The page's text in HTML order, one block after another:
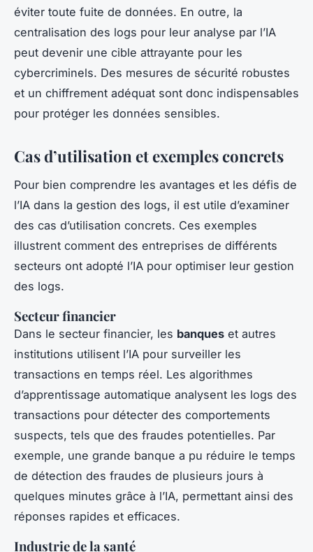
éviter toute fuite de données. En outre, la
centralisation des logs pour leur analyse par l’IA
peut devenir une cible attrayante pour les
cybercriminels. Des mesures de sécurité robustes
et un chiffrement adéquat sont donc indispensables
pour protéger les données sensibles.
Cas d’utilisation et exemples concrets
Pour bien comprendre les avantages et les défis de
l’IA dans la gestion des logs, il est utile d’examiner
des cas d’utilisation concrets. Ces exemples
illustrent comment des entreprises de différents
secteurs ont adopté l’IA pour optimiser leur gestion
des logs.
Secteur financier
Dans le secteur financier, les banques et autres
institutions utilisent l’IA pour surveiller les
transactions en temps réel. Les algorithmes
d’apprentissage automatique analysent les logs des
transactions pour détecter des comportements
suspects, tels que des fraudes potentielles. Par
exemple, une grande banque a pu réduire le temps
de détection des fraudes de plusieurs jours à
quelques minutes grâce à l’IA, permettant ainsi des
réponses rapides et efficaces.
Industrie de la santé